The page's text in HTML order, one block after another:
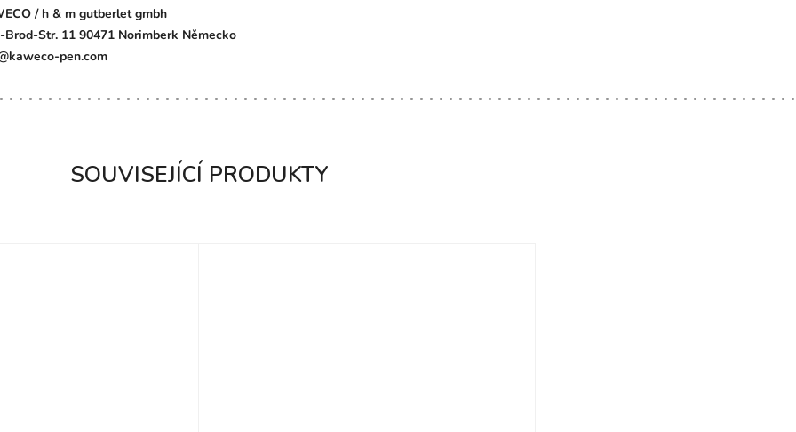
SOUVISEJÍCÍ PRODUKTY
/ h & m gutberlet gmbh
Brod-Str. 11 90471 Norimberk Německo
pen.com